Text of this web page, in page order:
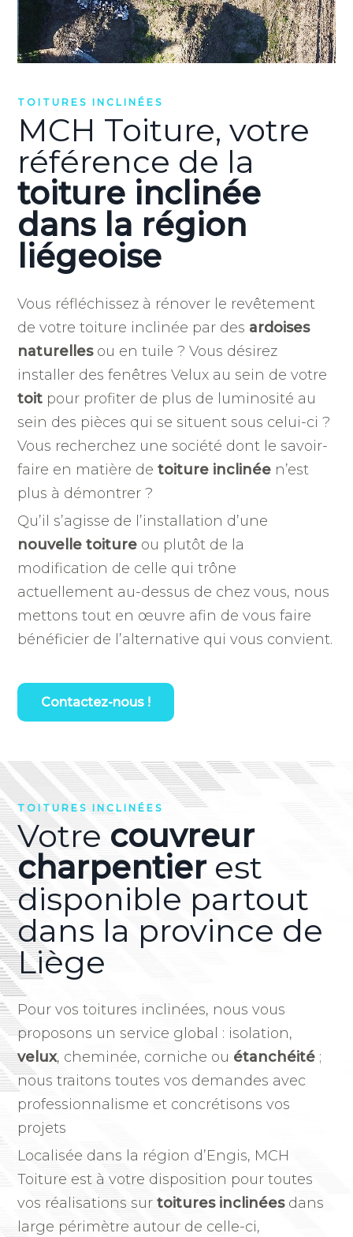
TOITURES INCLINÉES
MCH Toiture, votre
référence de la
toiture inclinée
dans la région
liégeoise
Vous réfléchissez à rénover le revêtement
de votre toiture inclinée par des ardoises
naturellesou en tuile ? Vous désirez
installer des fenêtres Velux au sein de votre
toit pour profiter de plus de luminosité au
sein des pièces qui se situent sous celui-ci ?
Vous recherchez une société dont le savoir-
faire en matière detoiture inclinée n’est
plus à démontrer ?
Qu’il s’agisse de l’installation d’une
nouvelle toiture ou plutôt de la
modification de celle qui trône
actuellement au-dessus de chez vous, nous
mettons tout en œuvre afin de vous faire
bénéficier de l’alternative qui vous convient.
Contactez-nous !
TOITURES INCLINÉES
Votre couvreur
charpentierest
disponible partout
dans la province de
Liège
Pour vos toitures inclinées, nous vous
proposons un service global : isolation,
velux, cheminée, corniche ou étanchéité ;
nous traitons toutes vos demandes avec
professionnalisme et concrétisons vos
projets
Localisée dans la région d’Engis, MCH
Toiture est à votre disposition pour toutes
vos réalisations surtoitures inclinéesdans
large périmètre autour de celle-ci,